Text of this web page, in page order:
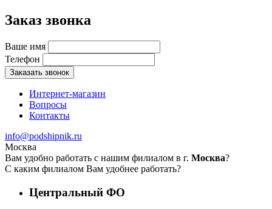
Заказ звонка
Ваше имя
Телефон
Заказать звонок
Интернет-магазин
Вопросы
Контакты
info@podshipnik.ru
Москва
Вам удобно работать с нашим филиалом в г. Москва?
С каким филиалом Вам удобнее работать?
Центральный ФО